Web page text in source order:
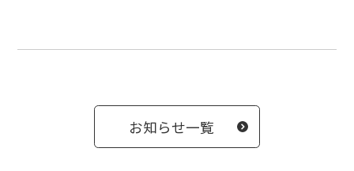
お知らせ一覧